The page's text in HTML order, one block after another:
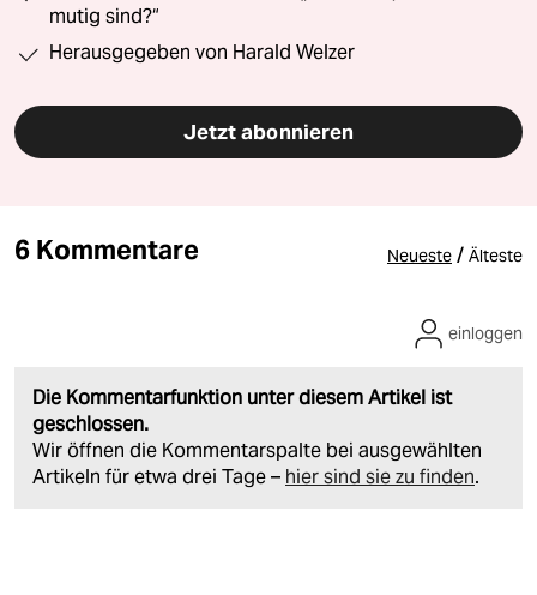
mutig sind?“
Herausgegeben von Harald Welzer
Jetzt abonnieren
6 Kommentare Neueste / Älteste
Die Kommentarfunktion unter diesem Artikel ist
geschlossen.
Wir öffnen die Kommentarspalte bei ausgewählten
Artikeln für etwa drei Tage – hier sind sie zu finden.
einloggen